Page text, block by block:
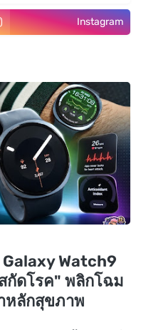
Instagram
Watch9
กัดโรค" พลิกโฉม
หลักสุขภาพ